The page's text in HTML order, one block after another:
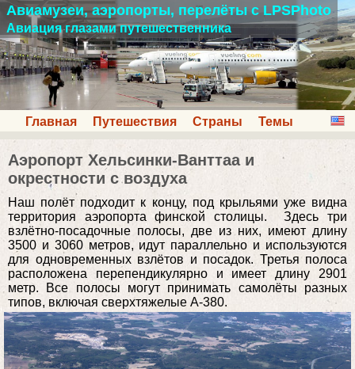
Авиамузеи, аэропорты, перелёты с LPSPhoto
Авиация глазами путешественника
Главная Путешествия Страны Темы
Аэропорт Хельсинки-Ванттаа и
окрестности c воздуха
Наш полёт подходит к концу, под крыльями уже видна
территория аэропорта финской столицы. Здесь три
взлётно-посадочные полосы, две из них, имеют длину
3500 и 3060 метров, идут параллельно и используются
для одновременных взлётов и посадок. Третья полоса
расположена перепендикулярно и имеет длину 2901
метр. Все полосы могут принимать самолёты разных
типов, включая сверхтяжелые A-380.